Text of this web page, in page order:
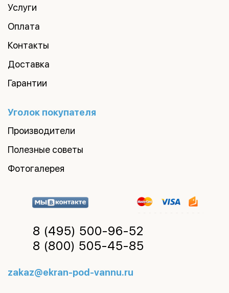
Услуги
Оплата
Контакты
Доставка
Гарантии
Уголок покупателя
Производители
Полезные советы
Фотогалерея
8 (495) 500-96-52
8 (800) 505-45-85
zakaz@ekran-pod-vannu.ru